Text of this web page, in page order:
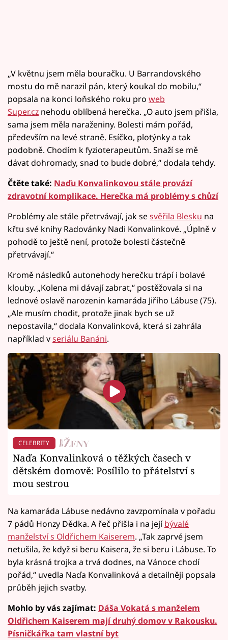
„V květnu jsem měla bouračku. U Barrandovského
mostu do mě narazil pán, který koukal do mobilu,“
popsala na konci loňského roku pro web
Super.cz nehodu oblíbená herečka. „O auto jsem přišla,
sama jsem měla naraženiny. Bolesti mám pořád,
především na levé straně. Esíčko, plotýnky a tak
podobně. Chodím k fyzioterapeutům. Snaží se mě
dávat dohromady, snad to bude dobré,“ dodala tehdy.
Čtěte také: Naďu Konvalinkovou stále provází
zdravotní komplikace. Herečka má problémy s chůzí
Problémy ale stále přetrvávají, jak sesvěřila Blesku na
křtu své knihy Radovánky Nadi Konvalinkové. „Úplně v
pohodě to ještě není, protože bolesti částečně
přetrvávají.“
Kromě následků autonehody herečku trápí i bolavé
klouby. „Kolena mi dávají zabrat,“ postěžovala si na
lednové oslavě narozenin kamaráda Jiřího Lábuse (75).
„Ale musím chodit, protože jinak bych se už
nepostavila,“ dodala Konvalinková, která si zahrála
například vseriálu Banáni.
CELEBRITY
Naďa Konvalinková o těžkých časech v
dětském domově: Posílilo to přátelství s
mou sestrou
Na kamaráda Lábuse nedávno zavzpomínala v pořadu
7 pádů Honzy Dědka. A řeč přišla i na jejíbývalé
manželství s Oldřichem Kaiserem. „Tak zaprvé jsem
netušila, že když si beru Kaisera, že si beru i Lábuse. To
byla krásná trojka a trvá dodnes, na Vánoce chodí
pořád,“ uvedla Naďa Konvalinková a detailněji popsala
průběh jejich svatby.
Mohlo by vás zajímat: Dáša Vokatá s manželem
Oldřichem Kaiserem mají druhý domov v Rakousku.
Písničkářka tam vlastní byt